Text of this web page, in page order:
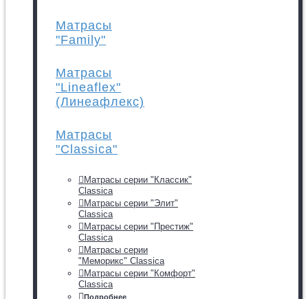
Матрасы
"Family"
Матрасы
"Lineaflex"
(Линеафлекс)
Матрасы
"Classica"
Матрасы серии "Классик"
Classica
Матрасы серии "Элит"
Classica
Матрасы серии "Престиж"
Classica
Матрасы серии
"Меморикс" Classica
Матрасы серии "Комфорт"
Classica
Подробнее